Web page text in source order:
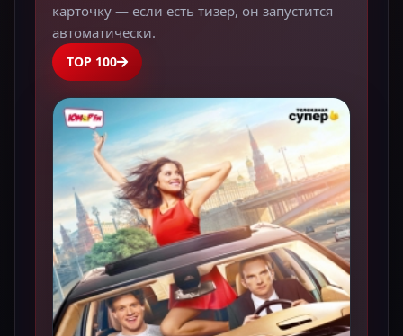
карточку — если есть тизер, он запустится
автоматически.
TOP 100